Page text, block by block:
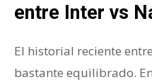
entre Inter vs
El historial reciente
bastante equilibrado.